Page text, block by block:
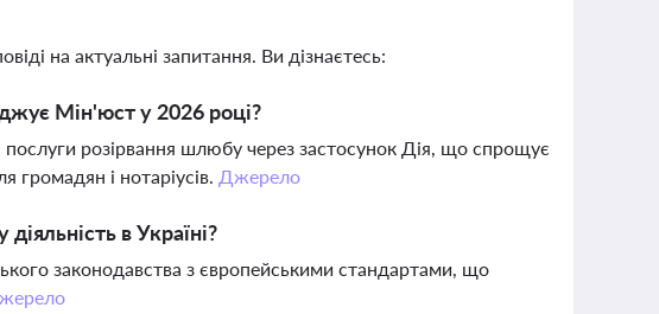
на актуальні запитання. Ви дізнаєтесь:
Мін'юст у 2026 році?
розірвання шлюбу через застосунок Дія, що спрощує
громадян і нотаріусів. Джерело
в Україні?
законодавства з європейськими стандартами, що